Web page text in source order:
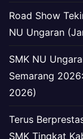
Road Show
NU Ungaran
SMK NU
Semarang
2026)
Terus
SMK Tingkat